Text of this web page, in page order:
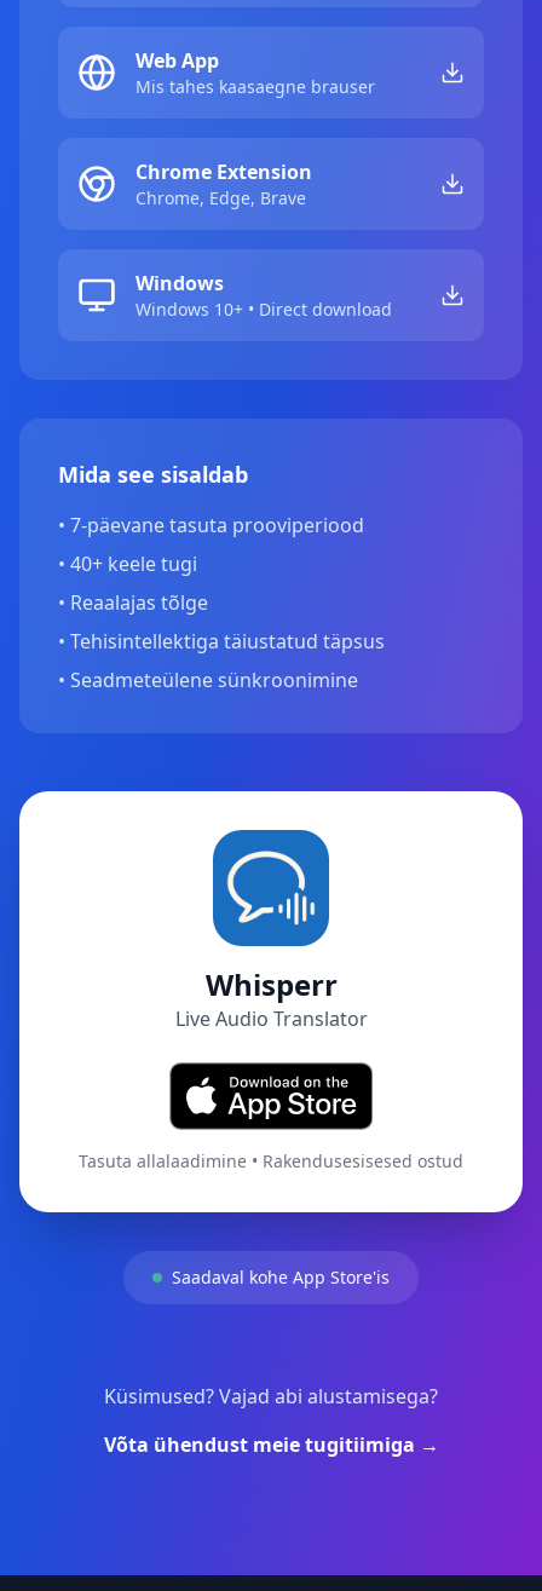
Web App
Mis tahes kaasaegne brauser
Chrome Extension
Chrome, Edge, Brave
Windows
Windows 10+ • Direct download
Mida see sisaldab
• 7-päevane tasuta prooviperiood
• 40+ keele tugi
• Reaalajas tõlge
• Tehisintellektiga täiustatud täpsus
• Seadmeteülene sünkroonimine
Whisperr
Live Audio Translator
Tasuta allalaadimine • Rakendusesisesed ostud
Saadaval kohe App Store'is
Küsimused? Vajad abi alustamisega?
Võta ühendust meie tugitiimiga →